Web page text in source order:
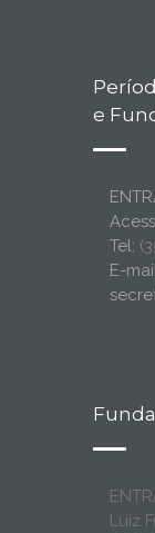
e
Tel:
E-
Luiz